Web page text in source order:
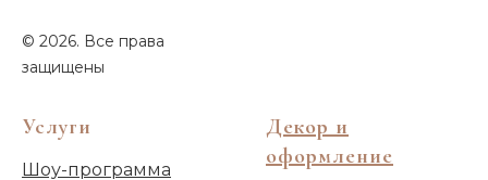
© 2026. Все права
защищены
Услуги
Шоу-программа
Декор и
оформление